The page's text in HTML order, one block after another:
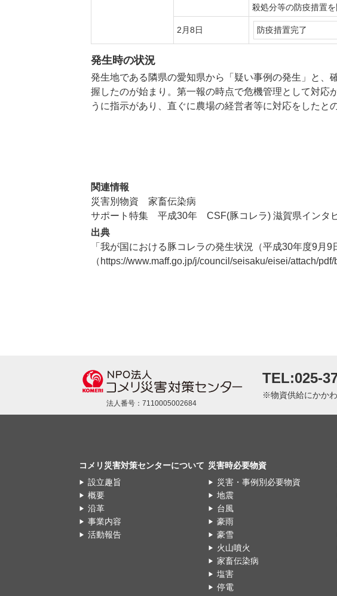
殺処分等の防疫措置
2月8日 防疫措置完了
発生時の状況
発生地である隣県の愛知県から「疑い事例の発生」と
握したのが始まり。第一報の時点で危機管理として対応
うに指示があり、直ぐに農場の経営者等に対応をしたと
関連情報
災害別物資 家畜伝染病
サポート特集 平成30年 CSF(豚コレラ) 滋賀県インタ
出典
「我が国における豚コレラの発生状況（平成30年度9月
（ https://www.maff.go.jp/j/council/seisaku/eisei/attach/
法人番号：7110005002684
TEL:025-
※物資供給にかか
コメリ災害対策センターについて
設立趣旨
概要
沿革
事業内容
活動報告
災害時必要物資
災害・事例別必要物資
地震
台風
豪雨
豪雪
火山噴火
家畜伝染病
塩害
停電